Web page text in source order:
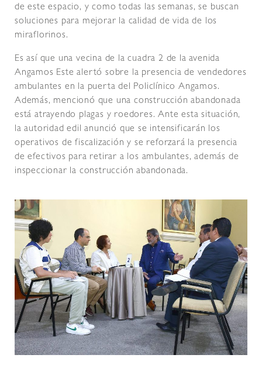
de este espacio, y como todas las semanas, se buscan
soluciones para mejorar la calidad de vida de los
miraflorinos.
Es así que una vecina de la cuadra 2 de la avenida
Angamos Este alertó sobre la presencia de vendedores
ambulantes en la puerta del Policlínico Angamos.
Además, mencionó que una construcción abandonada
está atrayendo plagas y roedores. Ante esta situación,
la autoridad edil anunció que se intensificarán los
operativos de fiscalización y se reforzará la presencia
de efectivos para retirar a los ambulantes, además de
inspeccionar la construcción abandonada.